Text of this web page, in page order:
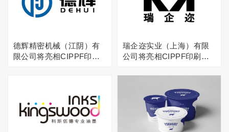
德辉精密机械（江阴）有
限公司将亮相CIPPF印刷
瑞企迩实业（上海）有限
公司将亮相CIPPF印刷包